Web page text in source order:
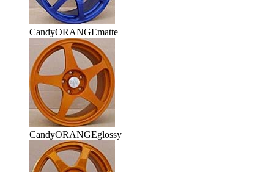
CandyORANGEmatte
CandyORANGEglossy